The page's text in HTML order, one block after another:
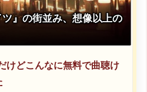
ツ』の街並み、想像以上の
けどこんなに無料で曲聴け